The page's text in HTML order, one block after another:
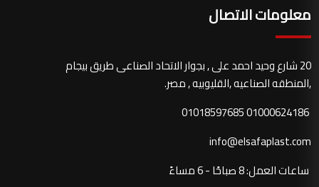
معلومات الاتصال
20 شارع وحيد احمد على , بجوار الاتحاد الصناعى طريق بيجام
,المنطقه الصناعيه ,القليوبيه , مصر.
01000624186 01018597685
info@elsafaplast.com
ساعات العمل: 8 صباحًا - 6 مساءً